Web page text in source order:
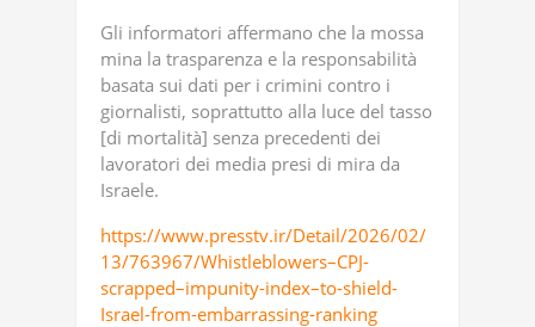
Gli informatori affermano che la mossa
mina la trasparenza e la responsabilità
basata sui dati per i crimini contro i
giornalisti, soprattutto alla luce del tasso
[di mortalità] senza precedenti dei
lavoratori dei media presi di mira da
Israele.
https://www.presstv.ir/Detail/2026/02/
13/763967/Whistleblowers–CPJ-
scrapped–impunity-index–to-shield-
Israel-from-embarrassing-ranking